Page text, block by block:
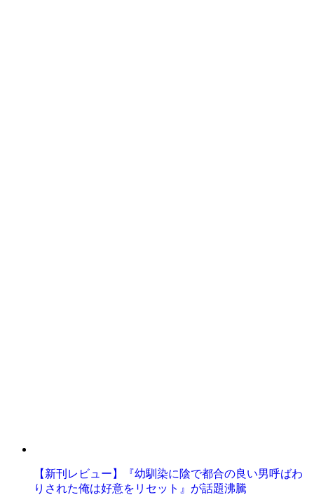
【新刊レビュー】『幼馴染に陰で都合の良い男呼ばわ
りされた俺は好意をリセット』が話題沸騰